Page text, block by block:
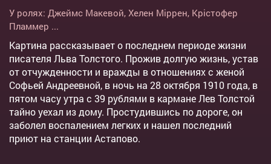
У ролях: Джеймс Макевой, Хелен Міррен, Крістофер
Пламмер ...
Картина рассказывает о последнем периоде жизни
писателя Льва Толстого. Прожив долгую жизнь, устав
от отчужденности и вражды в отношениях с женой
Софьей Андреевной, в ночь на 28 октября 1910 года, в
пятом часу утра с 39 рублями в кармане Лев Толстой
тайно уехал из дому. Простудившись по дороге, он
заболел воспалением легких и нашел последний
приют на станции Астапово.